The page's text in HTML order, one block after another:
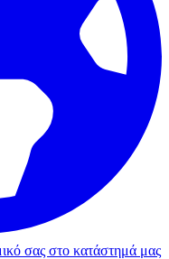
σας στο κατάστημά μας